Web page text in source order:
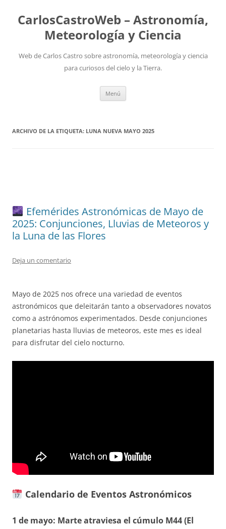
contenido
CarlosCastroWeb – Astronomía,
Meteorología y Ciencia
Web de Carlos Castro sobre astronomía, meteorología y ciencia
para curiosos del cielo y la Tierra.
Menú
ARCHIVO DE LA ETIQUETA: LUNA NUEVA MAYO 2025
Efemérides Astronómicas de Mayo de
2025: Conjunciones, Lluvias de Meteoros y
la Luna de las Flores
Deja un comentario
Mayo de 2025 nos ofrece una variedad de eventos
astronómicos que deleitarán tanto a observadores novatos
como a astrónomos experimentados. Desde conjunciones
planetarias hasta lluvias de meteoros, este mes es ideal
para disfrutar del cielo nocturno.
Calendario de Eventos Astronómicos
1 de mayo: Marte atraviesa el cúmulo M44 (El